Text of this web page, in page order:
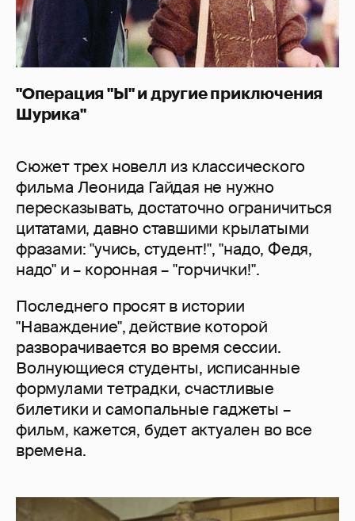
"Операция "Ы" и другие приключения
Шурика"
Сюжет трех новелл из классического
фильма Леонида Гайдая не нужно
пересказывать, достаточно ограничиться
цитатами, давно ставшими крылатыми
фразами: "учись, студент!", "надо, Федя,
надо" и – коронная – "горчички!".
Последнего просят в истории
"Наваждение", действие которой
разворачивается во время сессии.
Волнующиеся студенты, исписанные
формулами тетрадки, счастливые
билетики и самопальные гаджеты –
фильм, кажется, будет актуален во все
времена.